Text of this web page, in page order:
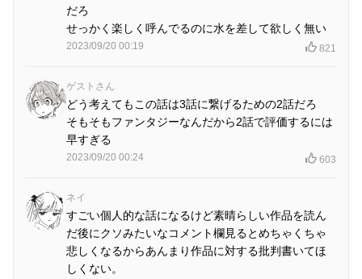
だろ
せっかく楽しく呼んでるのに水を差して欲しく無い
2023/09/20 00:19 821
ゲストさん
どう考えてもこの話は3話に繋げるための2話だろ
そもそもファンタジーなんだから2話で評価するには
早すぎる
2023/09/20 00:24 603
ネイ
すごい個人的な話になるけど素晴らしい作品を読ん
だ後にクソみたいなコメント欄見るとめちゃくちゃ
悲しくなるからあんまり作品に対する批判書いてほ
しくない。